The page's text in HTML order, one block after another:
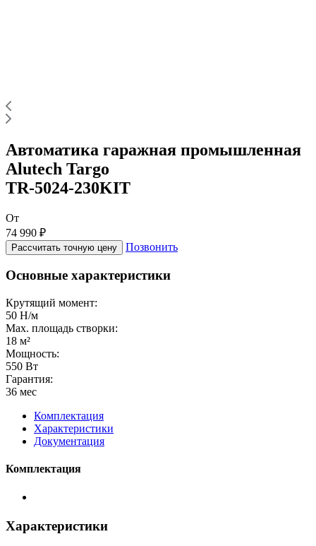
Автоматика гаражная промышленная
Alutech Targo
TR-5024-230KIT
От
74 990 ₽
Рассчитать точную цену Позвонить
Основные характеристики
Крутящий момент:
50 Н/м
Max. площадь створки:
18 м²
Мощность:
550 Вт
Гарантия:
36 мес
Комплектация
Характеристики
Документация
Комплектация
Характеристики